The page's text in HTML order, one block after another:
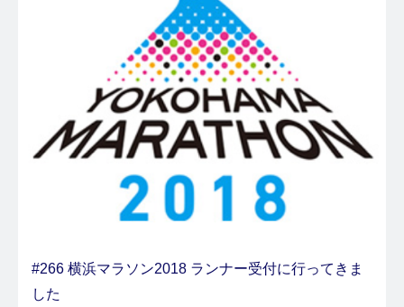
#266 横浜マラソン2018 ランナー受付に行ってきま
した